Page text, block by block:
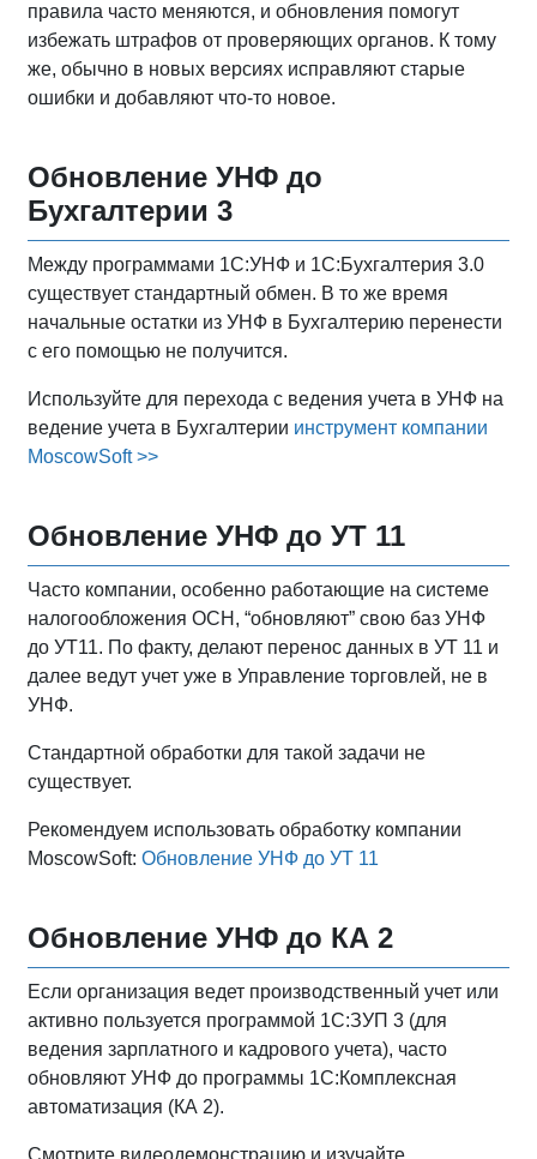
правила часто меняются, и обновления помогут
избежать штрафов от проверяющих органов. К тому
же, обычно в новых версиях исправляют старые
ошибки и добавляют что-то новое.
Обновление УНФ до
Бухгалтерии 3
Между программами 1С:УНФ и 1С:Бухгалтерия 3.0
существует стандартный обмен. В то же время
начальные остатки из УНФ в Бухгалтерию перенести
с его помощью не получится.
Используйте для перехода с ведения учета в УНФ на
ведение учета в Бухгалтерии инструмент компании
MoscowSoft >>
Обновление УНФ до УТ 11
Часто компании, особенно работающие на системе
налогообложения ОСН, “обновляют” свою баз УНФ
до УТ11. По факту, делают перенос данных в УТ 11 и
далее ведут учет уже в Управление торговлей, не в
УНФ.
Стандартной обработки для такой задачи не
существует.
Рекомендуем использовать обработку компании
MoscowSoft: Обновление УНФ до УТ 11
Обновление УНФ до КА 2
Если организация ведет производственный учет или
активно пользуется программой 1С:ЗУП 3 (для
ведения зарплатного и кадрового учета), часто
обновляют УНФ до программы 1С:Комплексная
автоматизация (КА 2).
Смотрите видеодемонстрацию и изучайте